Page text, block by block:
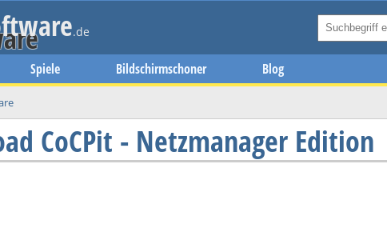
.de
Spiele Bildschirmschoner Blog
CoCPit - Netzmanager Edition